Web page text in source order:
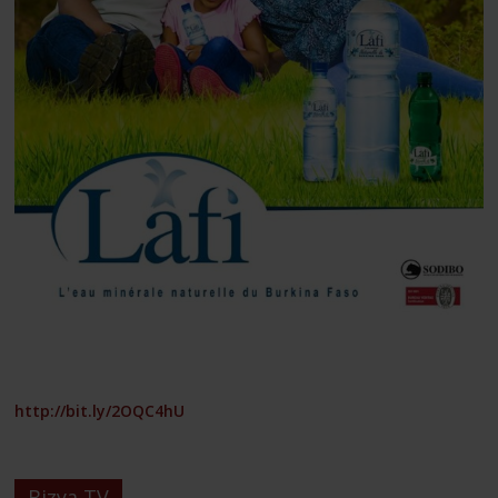
http://bit.ly/2OQC4hU